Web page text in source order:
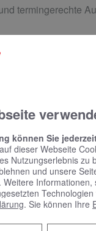
termingerechte
können Sie
dieser Webseite
Nutzungserlebnis zu
und unsere
Weitere
. Sie können Ihre